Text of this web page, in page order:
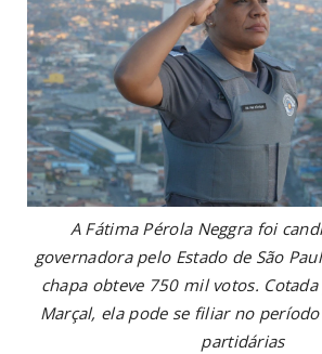
A Fátima Pérola Neggra foi
governadora pelo Estado de São
chapa obteve 750 mil votos.
Marçal, ela pode se filiar no
partidárias